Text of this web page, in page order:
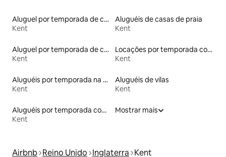
Aluguel por temporada de cabanas de pastor
Kent
Aluguéis de casas de praia
Kent
Aluguel por temporada de casas de hóspedes
Kent
Locações por temporada com piscina
Kent
Aluguéis por temporada na orla
Kent
Aluguéis de vilas
Kent
Aluguéis por temporada com banheiro para PCD
Kent
Mostrar mais
Airbnb Reino Unido Inglaterra Kent